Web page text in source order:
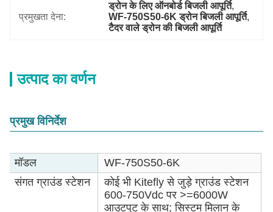
प्रमुखता देना:
ड्रोन के लिए ऑनबोर्ड बिजली आपूर्ति,
WF-750S50-6K ड्रोन बिजली आपूर्ति,
टैदर वाले ड्रोन की बिजली आपूर्ति
उत्पाद का वर्णन
प्रमुख विनिर्देश
मॉडल
WF-750S50-6K
संगत ग्राउंड स्टेशन
कोई भी Kitefly से जुड़े ग्राउंड स्टेशन
600-750Vdc पर >=6000W
आउटपुट के साथ; सिस्टम मिलान के